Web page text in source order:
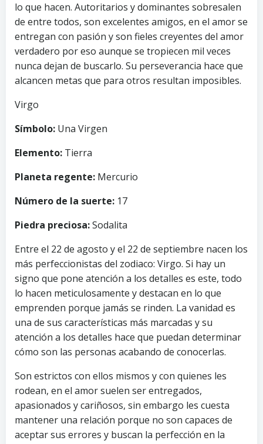
lo que hacen. Autoritarios y dominantes sobresalen
de entre todos, son excelentes amigos, en el amor se
entregan con pasión y son fieles creyentes del amor
verdadero por eso aunque se tropiecen mil veces
nunca dejan de buscarlo. Su perseverancia hace que
alcancen metas que para otros resultan imposibles.
Virgo
Símbolo: Una Virgen
Elemento: Tierra
Planeta regente: Mercurio
Número de la suerte: 17
Piedra preciosa:Sodalita
Entre el 22 de agosto y el 22 de septiembre nacen los
más perfeccionistas del zodiaco: Virgo. Si hay un
signo que pone atención a los detalles es este, todo
lo hacen meticulosamente y destacan en lo que
emprenden porque jamás se rinden. La vanidad es
una de sus características más marcadas y su
atención a los detalles hace que puedan determinar
cómo son las personas acabando de conocerlas.
Son estrictos con ellos mismos y con quienes les
rodean, en el amor suelen ser entregados,
apasionados y cariñosos, sin embargo les cuesta
mantener una relación porque no son capaces de
aceptar sus errores y buscan la perfección en la